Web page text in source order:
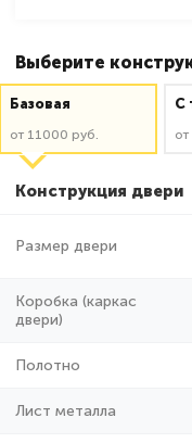
Выберите
Базовая
от 11000 руб.
C
Конструкция двери
Размер двери
Коробка (каркас
двери)
Полотно
Лист металла